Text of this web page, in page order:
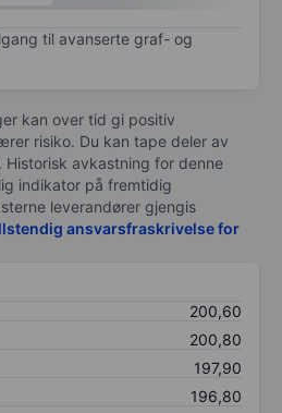
til avanserte graf- og
kan over tid gi positiv
risiko. Du kan tape deler av
Historisk avkastning for denne
indikator på fremtidig
leverandører gjengis
ansvarsfraskrivelse for
200,60
200,80
197,90
196,80